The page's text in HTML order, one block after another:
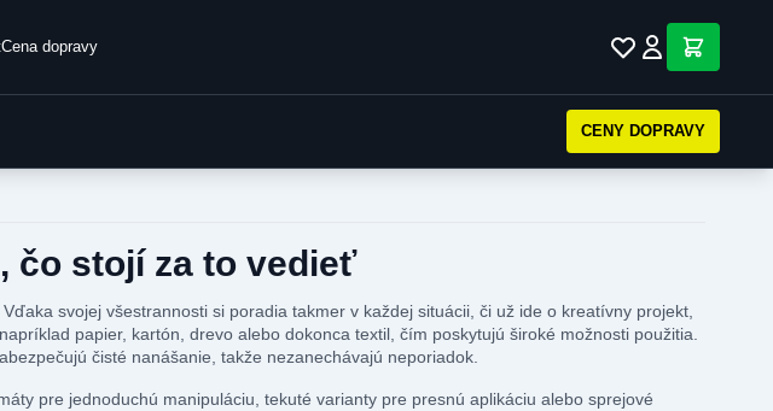
Cena dopravy
CENY DOPRAVY
čo stojí za to vedieť
svojej všestrannosti si poradia takmer v každej situácii, či už ide o kreatívny projekt,
papier, kartón, drevo alebo dokonca textil, čím poskytujú široké možnosti použitia.
čisté nanášanie, takže nezanechávajú neporiadok.
pre jednoduchú manipuláciu, tekuté varianty pre presnú aplikáciu alebo sprejové